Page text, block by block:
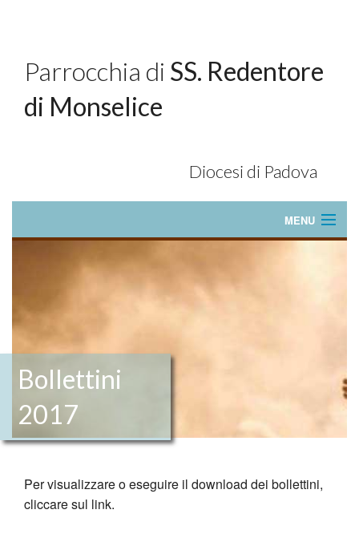
Parrocchia di SS. Redentore
di Monselice
Diocesi di Padova
MENU
Attività estive
News
Bollettini
2017
Per visualizzare o eseguire il download dei bollettini,
cliccare sul link.